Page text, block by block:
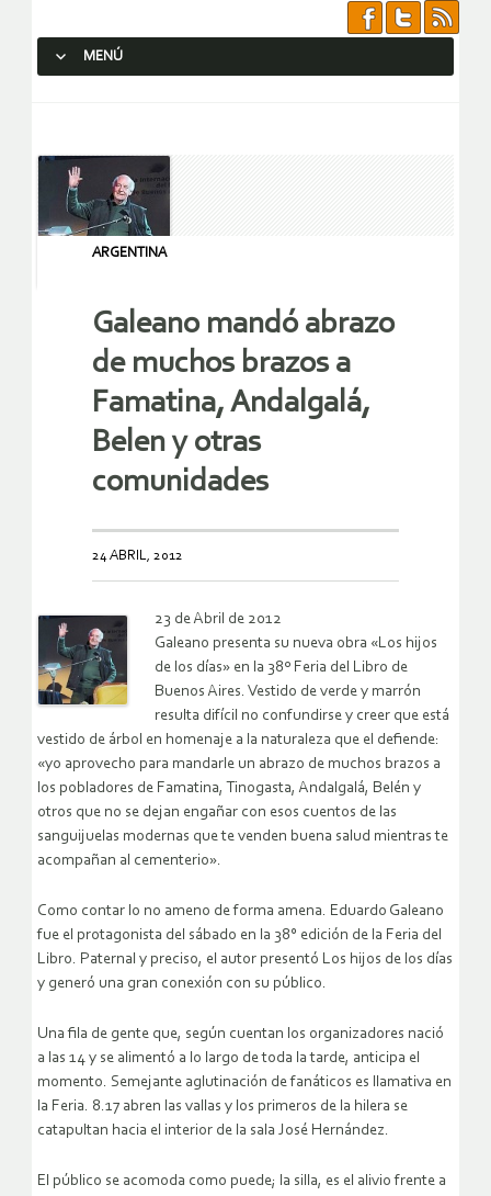
MENÚ
ARGENTINA
Galeano mandó abrazo
de muchos brazos a
Famatina, Andalgalá,
Belen y otras
comunidades
24 ABRIL, 2012
23 de Abril de 2012
Galeano presenta su nueva obra «Los hijos
de los días» en la 38º Feria del Libro de
Buenos Aires. Vestido de verde y marrón
resulta difícil no confundirse y creer que está
vestido de árbol en homenaje a la naturaleza que el defiende:
«yo aprovecho para mandarle un abrazo de muchos brazos a
los pobladores de Famatina, Tinogasta, Andalgalá, Belén y
otros que no se dejan engañar con esos cuentos de las
sanguijuelas modernas que te venden buena salud mientras te
acompañan al cementerio».
Como contar lo no ameno de forma amena. Eduardo Galeano
fue el protagonista del sábado en la 38° edición de la Feria del
Libro. Paternal y preciso, el autor presentó Los hijos de los días
y generó una gran conexión con su público.
Una fila de gente que, según cuentan los organizadores nació
a las 14 y se alimentó a lo largo de toda la tarde, anticipa el
momento. Semejante aglutinación de fanáticos es llamativa en
la Feria. 8.17 abren las vallas y los primeros de la hilera se
catapultan hacia el interior de la sala José Hernández.
El público se acomoda como puede; la silla, es el alivio frente a